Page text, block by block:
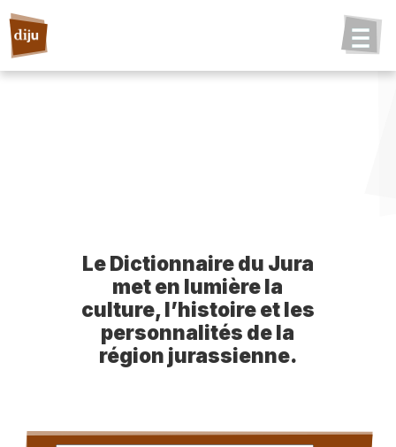
Le Dictionnaire du Jura
met en lumière la
culture, l’histoire et les
personnalités de la
région jurassienne.